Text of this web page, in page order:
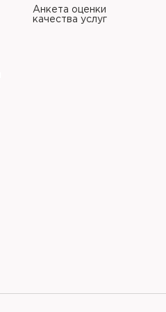
Анкета оценки
качества услуг